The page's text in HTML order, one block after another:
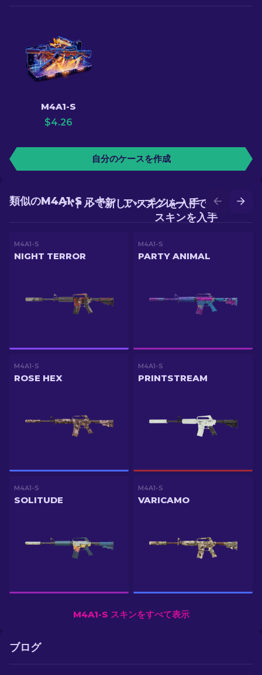
M4A1-S
$4.26
自分のケースを作成
アップグレードでより良い
スキンを入手
バトルで新しいスキンを入手
類似のM4A1-S スキン
M4A1-S
NIGHT TERROR
M4A1-S
PARTY ANIMAL
M4A1-S
ROSE HEX
M4A1-S
PRINTSTREAM
M4A1-S
SOLITUDE
M4A1-S
VARICAMO
M4A1-S スキンをすべて表示
ブログ